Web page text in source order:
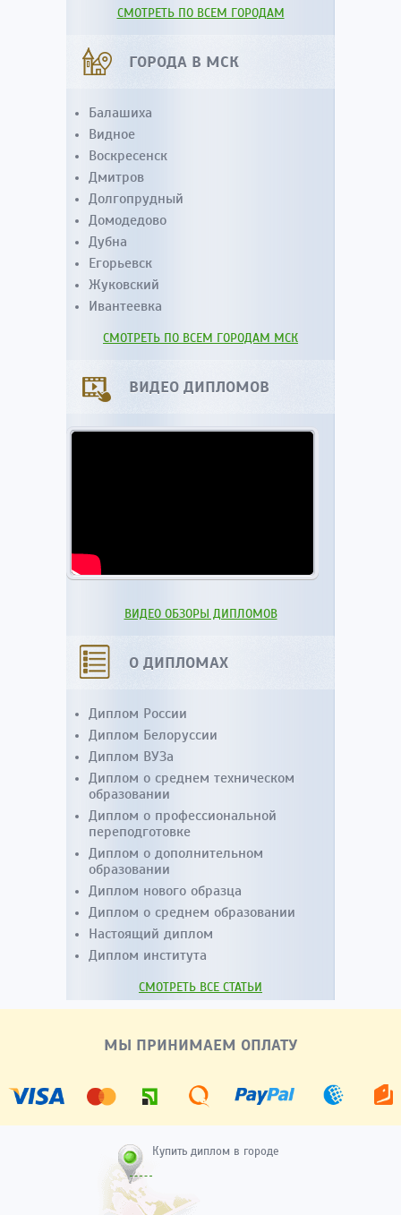
СМОТРЕТЬ ПО ВСЕМ ГОРОДАМ
ГОРОДА В МСК
Балашиха
Видное
Воскресенск
Дмитров
Долгопрудный
Домодедово
Дубна
Егорьевск
Жуковский
Ивантеевка
СМОТРЕТЬ ПО ВСЕМ ГОРОДАМ МСК
ВИДЕО ДИПЛОМОВ
ВИДЕО ОБЗОРЫ ДИПЛОМОВ
О ДИПЛОМАХ
Диплом России
Диплом Белоруссии
Диплом ВУЗа
Диплом о среднем техническом
образовании
Диплом о профессиональной
переподготовке
Диплом о дополнительном
образовании
Диплом нового образца
Диплом о среднем образовании
Настоящий диплом
Диплом института
СМОТРЕТЬ ВСЕ СТАТЬИ
МЫ ПРИНИМАЕМ ОПЛАТУ
Купить диплом в городе